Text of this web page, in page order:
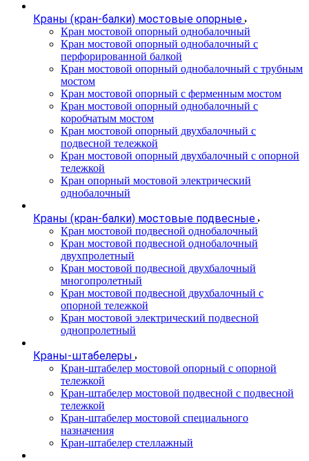
Краны (кран-балки) мостовые опорные
Кран мостовой опорный однобалочный
Кран мостовой опорный однобалочный с
перфорированной балкой
Кран мостовой опорный однобалочный с трубным
мостом
Кран мостовой опорный с ферменным мостом
Кран мостовой опорный однобалочный с
коробчатым мостом
Кран мостовой опорный двухбалочный с
подвесной тележкой
Кран мостовой опорный двухбалочный с опорной
тележкой
Кран опорный мостовой электрический
однобалочный
Краны (кран-балки) мостовые подвесные
Кран мостовой подвесной однобалочный
Кран мостовой подвесной однобалочный
двухпролетный
Кран мостовой подвесной двухбалочный
многопролетный
Кран мостовой подвесной двухбалочный с
опорной тележкой
Кран мостовой электрический подвесной
однопролетный
Краны-штабелеры
Кран-штабелер мостовой опорный с опорной
тележкой
Кран-штабелер мостовой подвесной с подвесной
тележкой
Кран-штабелер мостовой специального
назначения
Кран-штабелер стеллажный